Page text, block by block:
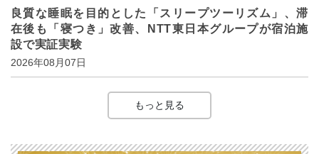
良質な睡眠を目的とした「スリープツーリズム」、滞
在後も「寝つき」改善、NTT東日本グループが宿泊施
設で実証実験
2026年08月07日
もっと見る